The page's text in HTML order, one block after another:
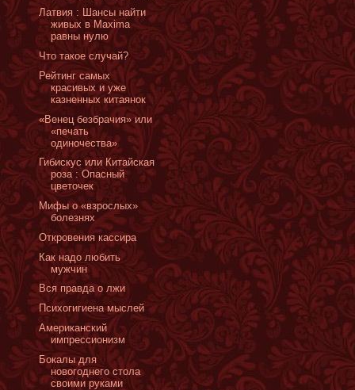
Латвия : Шансы найти
живых в Maxima
равны нулю
Что такое случай?
Рейтинг самых
красивых и уже
казненных китаянок
«Венец безбрачия» или
«печать
одиночества»
Гибискус или Китайская
роза : Опасный
цветочек
Мифы о «взрослых»
болезнях
Откровения кассира
Как надо любить
мужчин
Вся правда о лжи
Психогигиена мыслей
Американский
импрессионизм
Бокалы для
новогоднего стола
своими руками